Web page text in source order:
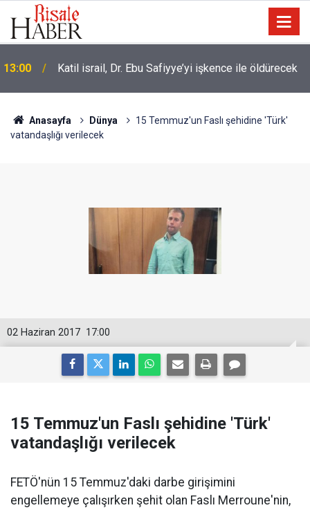
10:30
İslâm Birliği’nin kilometre taşları ve olması gereken
özellikleri
Anasayfa Dünya
15 Temmuz'un Faslı şehidine 'Türk'
vatandaşlığı verilecek
17:00
02 Haziran 2017
15 Temmuz'un Faslı şehidine 'Türk'
vatandaşlığı verilecek
FETÖ'nün 15 Temmuz'daki darbe girişimini
engellemeye çalışırken şehit olan Faslı Merroune'nin,